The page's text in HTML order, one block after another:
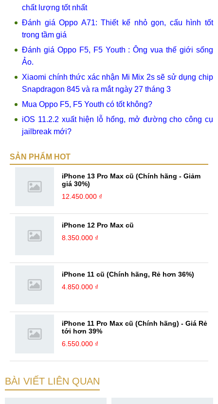
chất lượng tốt nhất
Đánh giá Oppo A71: Thiết kế nhỏ gọn, cấu hình tốt
trong tầm giá
Đánh giá Oppo F5, F5 Youth : Ông vua thế giới sống
Ảo.
Xiaomi chính thức xác nhận Mi Mix 2s sẽ sử dụng chip
Snapdragon 845 và ra mắt ngày 27 tháng 3
Mua Oppo F5, F5 Youth có tốt không?
iOS 11.2.2 xuất hiện lỗ hổng, mở đường cho công cụ
jailbreak mới?
SẢN PHẨM HOT
iPhone 13 Pro Max cũ (Chính hãng - Giảm
giá 30%)
12.450.000 ₫
iPhone 12 Pro Max cũ
8.350.000 ₫
iPhone 11 cũ (Chính hãng, Rẻ hơn 36%)
4.850.000 ₫
iPhone 11 Pro Max cũ (Chính hãng) - Giá Rẻ
tới hơn 39%
6.550.000 ₫
BÀI VIẾT LIÊN QUAN